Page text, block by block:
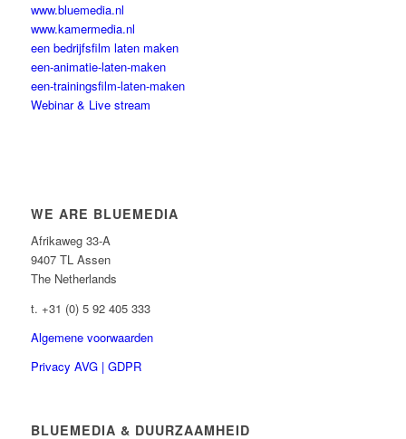
www.bluemedia.nl
www.kamermedia.nl
een bedrijfsfilm laten maken
een-animatie-laten-maken
een-trainingsfilm-laten-maken
Webinar & Live stream
WE ARE BLUEMEDIA
Afrikaweg 33-A
9407 TL Assen
The Netherlands
t. +31 (0) 5 92 405 333
Algemene voorwaarden
Privacy AVG | GDPR
BLUEMEDIA & DUURZAAMHEID